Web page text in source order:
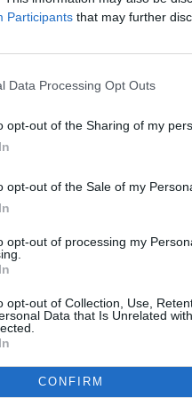
Participants that may further
Data Processing Opt Outs
opt-out of the Sharing of my
opt-out of the Sale of my
opt-out of processing my
opt-out of Collection, Use,
Data that Is Unrelated
CONFIRM
Cocktail, von dem
Originalrezept stammt
beschriebenen
und leicht säuerlich,
nussiger Kokosnote.
vorfrosten.
in den Mixer geben.
Mixer geben. Die
abgießen. Den Blue
lassen. Erst
mit einem
Ananas
etc.